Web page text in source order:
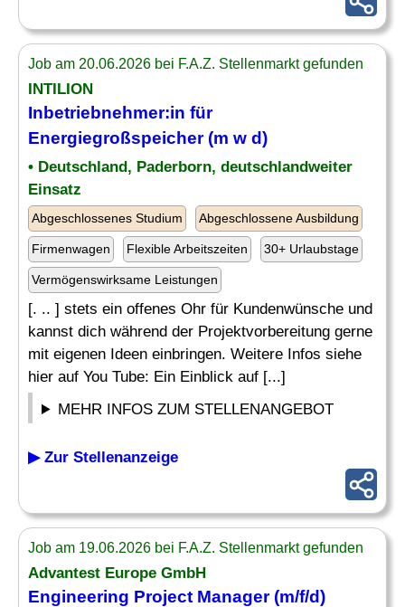
Job am 20.06.2026 bei F.A.Z. Stellenmarkt gefunden
INTILION
Inbetriebnehmer:in für
Energiegroßspeicher (m w d)
• Deutschland, Paderborn, deutschlandweiter
Einsatz
Abgeschlossenes Studium Abgeschlossene Ausbildung
Firmenwagen Flexible Arbeitszeiten 30+ Urlaubstage
Vermögenswirksame Leistungen
[. .. ] stets ein offenes Ohr für Kundenwünsche und
kannst dich während der Projektvorbereitung gerne
mit eigenen Ideen einbringen. Weitere Infos siehe
hier auf You Tube: Ein Einblick auf [...]
MEHR INFOS ZUM STELLENANGEBOT
▶ Zur Stellenanzeige
Job am 19.06.2026 bei F.A.Z. Stellenmarkt gefunden
Advantest Europe GmbH
Engineering Project Manager (m/f/d)